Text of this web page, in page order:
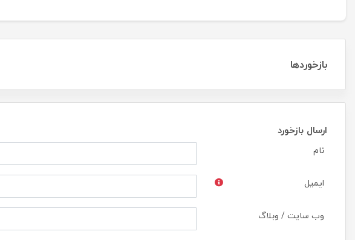
بازخوردها
ارسال بازخورد
نام
ایمیل
وب سایت / وبلاگ